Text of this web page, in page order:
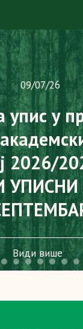
09/07/26
упис у
2026/
УПИСНИ
Види више